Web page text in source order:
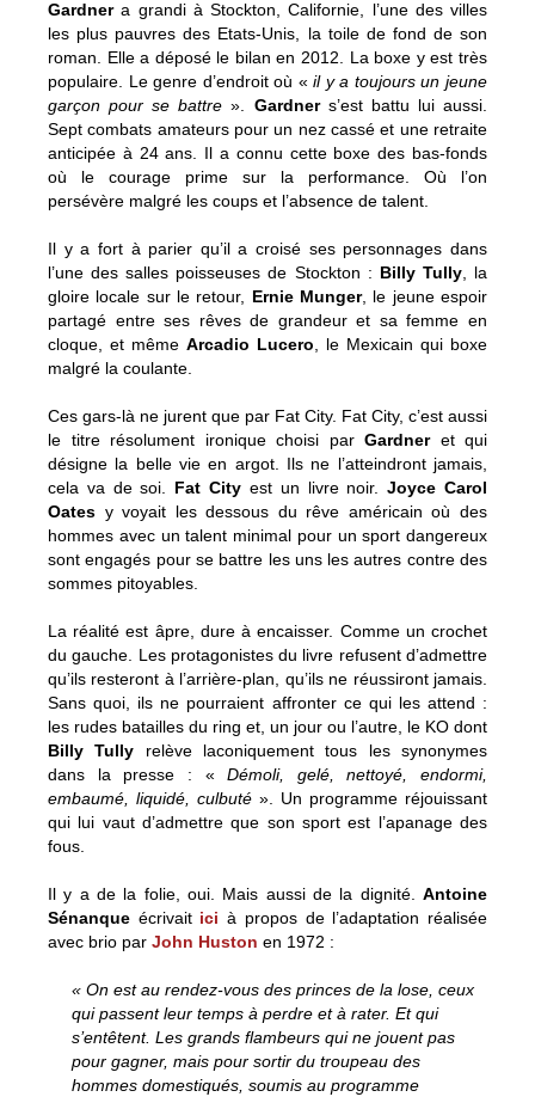
Gardnera grandi à Stockton, Californie, l’une des villes
les plus pauvres des Etats-Unis, la toile de fond de son
roman. Elle a déposé le bilan en 2012. La boxe y est très
populaire. Le genre d’endroit où «il y a toujours un jeune
garçon pour se battre ». Gardners’est battu lui aussi.
Sept combats amateurs pour un nez cassé et une retraite
anticipée à 24 ans. Il a connu cette boxe des bas-fonds
où le courage prime sur la performance. Où l’on
persévère malgré les coups et l’absence de talent.
Il y a fort à parier qu’il a croisé ses personnages dans
l’une des salles poisseuses de Stockton : Billy Tully, la
gloire locale sur le retour, Ernie Munger, le jeune espoir
partagé entre ses rêves de grandeur et sa femme en
cloque, et même Arcadio Lucero , le Mexicain qui boxe
malgré la coulante.
Ces gars-là ne jurent que par Fat City. Fat City, c’est aussi
le titre résolument ironique choisi par Gardneret qui
désigne la belle vie en argot. Ils ne l’atteindront jamais,
cela va de soi. Fat City est un livre noir.Joyce Carol
Oates y voyait les dessous du rêve américain où des
hommes avec un talent minimal pour un sport dangereux
sont engagés pour se battre les uns les autres contre des
sommes pitoyables.
La réalité est âpre, dure à encaisser. Comme un crochet
du gauche. Les protagonistes du livre refusent d’admettre
qu’ils resteront à l’arrière-plan, qu’ils ne réussiront jamais.
Sans quoi, ils ne pourraient affronter ce qui les attend :
les rudes batailles du ring et, un jour ou l’autre, le KO dont
Billy Tully relève laconiquement tous les synonymes
dans la presse : «Démoli, gelé, nettoyé, endormi,
embaumé, liquidé, culbuté ». Un programme réjouissant
qui lui vaut d’admettre que son sport est l’apanage des
fous.
Il y a de la folie, oui. Mais aussi de la dignité. Antoine
Sénanque écrivait ici à propos de l’adaptation réalisée
avec brio par John Huston en 1972 :
« On est au rendez-vous des princes de la lose , ceux
qui passent leur temps à perdre et à rater. Et qui
s’entêtent. Les grands flambeurs qui ne jouent pas
pour gagner, mais pour sortir du troupeau des
hommes domestiqués, soumis au programme